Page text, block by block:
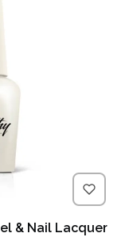
& Nail Lacquer